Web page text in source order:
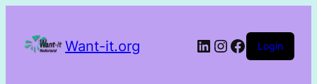
Want-it.org Login